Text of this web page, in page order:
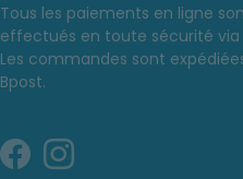
Tous les paiements en ligne
effectués en toute sécurité via
Les commandes sont
Bpost.